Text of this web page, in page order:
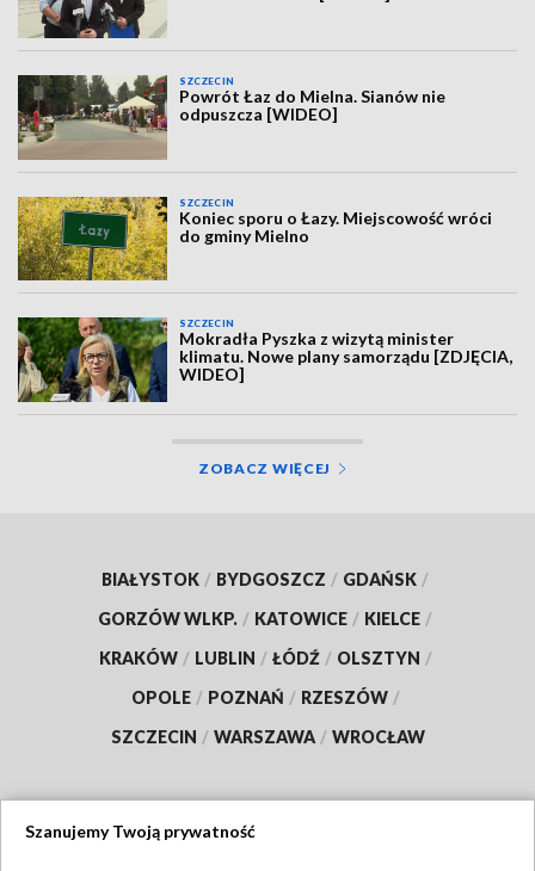
SZCZECIN
Powrót Łaz do Mielna. Sianów nie
odpuszcza [WIDEO]
SZCZECIN
Koniec sporu o Łazy. Miejscowość wróci
do gminy Mielno
SZCZECIN
Mokradła Pyszka z wizytą minister
klimatu. Nowe plany samorządu [ZDJĘCIA,
WIDEO]
ZOBACZ WIĘCEJ
BIAŁYSTOK / BYDGOSZCZ / GDAŃSK /
GORZÓW WLKP. / KATOWICE / KIELCE /
KRAKÓW / LUBLIN / ŁÓDŹ / OLSZTYN /
OPOLE / POZNAŃ / RZESZÓW /
SZCZECIN / WARSZAWA / WROCŁAW
Szanujemy Twoją prywatność